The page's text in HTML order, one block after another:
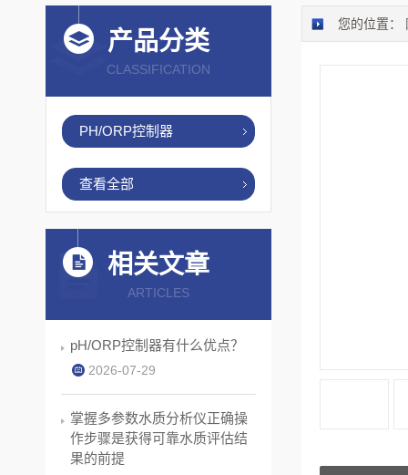
您的位置：
产品分类
CLASSIFICATION
PH/ORP控制器
查看全部
相关文章
ARTICLES
pH/ORP控制器有什么优点？
2026-07-29
掌握多参数水质分析仪正确操
作步骤是获得可靠水质评估结
果的前提